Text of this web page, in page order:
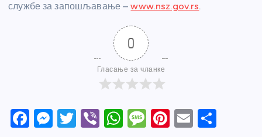
службе за запошљавање –www.nsz.gov.rs.
0
Гласање за чланке
F
M
T
Vi W M
Pi
E